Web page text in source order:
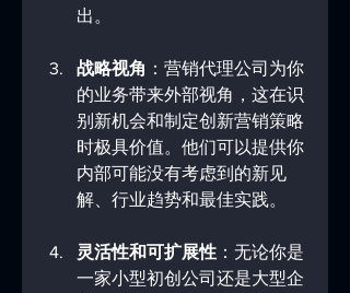
出。
战略视角 ：营销代理公司为你
的业务带来外部视角，这在识
别新机会和制定创新营销策略
时极具价值。他们可以提供你
内部可能没有考虑到的新见
解、行业趋势和最佳实践。
灵活性和可扩展性 ：无论你是
一家小型初创公司还是大型企